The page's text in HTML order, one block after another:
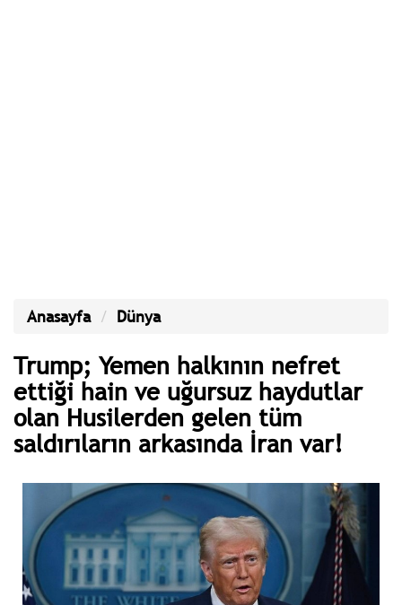
Anasayfa Dünya
Trump; Yemen halkının nefret
ettiği hain ve uğursuz haydutlar
olan Husilerden gelen tüm
saldırıların arkasında İran var!